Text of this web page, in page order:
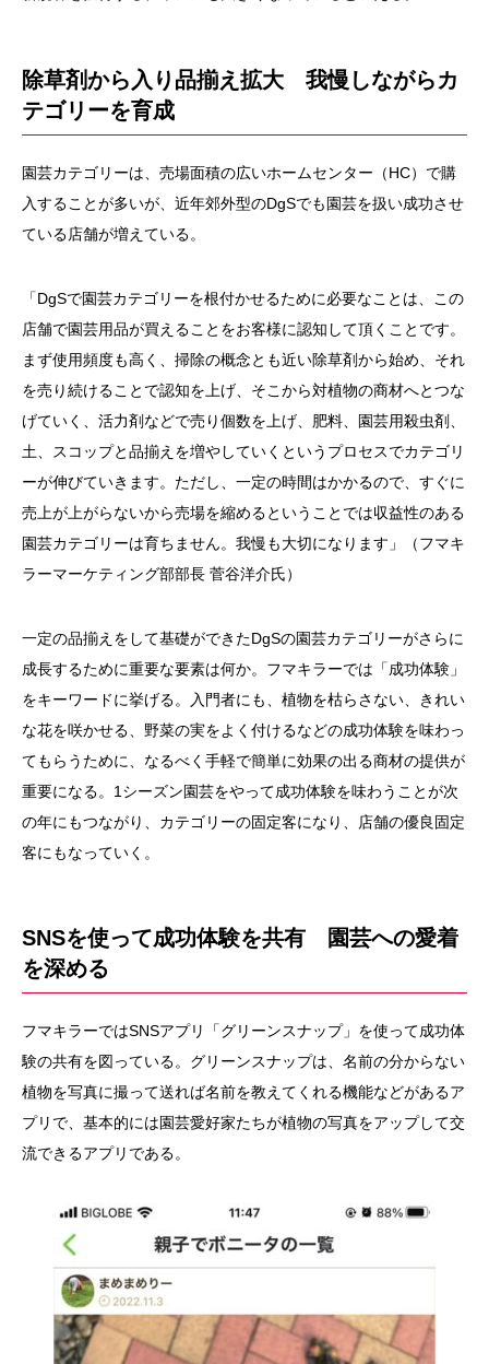
除草剤から入り品揃え拡大 我慢しながらカ
テゴリーを育成
園芸カテゴリーは、売場面積の広いホームセンター（HC）で購
入することが多いが、近年郊外型のDgSでも園芸を扱い成功させ
ている店舗が増えている。
「DgSで園芸カテゴリーを根付かせるために必要なことは、この
店舗で園芸用品が買えることをお客様に認知して頂くことです。
まず使用頻度も高く、掃除の概念とも近い除草剤から始め、それ
を売り続けることで認知を上げ、そこから対植物の商材へとつな
げていく、活力剤などで売り個数を上げ、肥料、園芸用殺虫剤、
土、スコップと品揃えを増やしていくというプロセスでカテゴリ
ーが伸びていきます。ただし、一定の時間はかかるので、すぐに
売上が上がらないから売場を縮めるということでは収益性のある
園芸カテゴリーは育ちません。我慢も大切になります」（フマキ
ラーマーケティング部部長 菅谷洋介氏）
一定の品揃えをして基礎ができたDgSの園芸カテゴリーがさらに
成長するために重要な要素は何か。フマキラーでは「成功体験」
をキーワードに挙げる。入門者にも、植物を枯らさない、きれい
な花を咲かせる、野菜の実をよく付けるなどの成功体験を味わっ
てもらうために、なるべく手軽で簡単に効果の出る商材の提供が
重要になる。1シーズン園芸をやって成功体験を味わうことが次
の年にもつながり、カテゴリーの固定客になり、店舗の優良固定
客にもなっていく。
SNSを使って成功体験を共有 園芸への愛着
を深める
フマキラーではSNSアプリ「グリーンスナップ」を使って成功体
験の共有を図っている。グリーンスナップは、名前の分からない
植物を写真に撮って送れば名前を教えてくれる機能などがあるア
プリで、基本的には園芸愛好家たちが植物の写真をアップして交
流できるアプリである。